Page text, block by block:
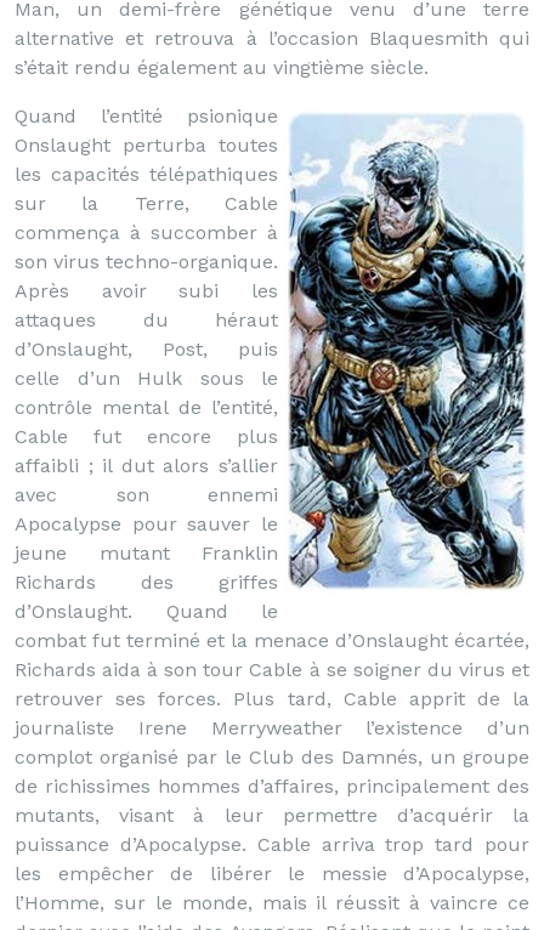
Man, un demi-frère génétique venu d’une terre
alternative et retrouva à l’occasion Blaquesmith qui
s’était rendu également au vingtième siècle.
Quand l’entité psionique
Onslaught perturba toutes
les capacités télépathiques
sur la Terre, Cable
commença à succomber à
son virus techno-organique.
Après avoir subi les
attaques du héraut
d’Onslaught, Post, puis
celle d’un Hulk sous le
contrôle mental de l’entité,
Cable fut encore plus
affaibli ; il dut alors s’allier
avec son ennemi
Apocalypse pour sauver le
jeune mutant Franklin
Richards des griffes
d’Onslaught. Quand le
combat fut terminé et la menace d’Onslaught écartée,
Richards aida à son tour Cable à se soigner du virus et
retrouver ses forces. Plus tard, Cable apprit de la
journaliste Irene Merryweather l’existence d’un
complot organisé par le Club des Damnés, un groupe
de richissimes hommes d’affaires, principalement des
mutants, visant à leur permettre d’acquérir la
puissance d’Apocalypse. Cable arriva trop tard pour
les empêcher de libérer le messie d’Apocalypse,
l’Homme, sur le monde, mais il réussit à vaincre ce